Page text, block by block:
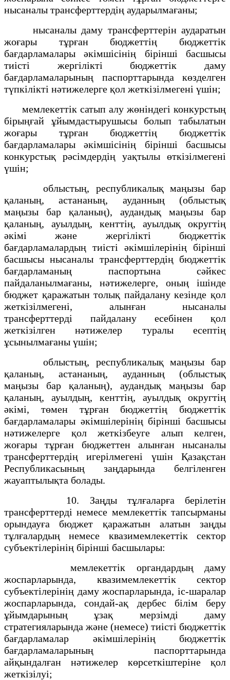
нысаналы трансферттердің аударылмағаны;
нысаналы даму трансферттерін аударатын
жоғары тұрған бюджеттің бюджеттік
бағдарламалары әкімшісінің бірінші басшысы
тиісті жергілікті бюджеттік даму
бағдарламаларының паспорттарында көзделген
түпкілікті нәтижелерге қол жеткізілмегені үшін;
мемлекеттік сатып алу жөніндегі конкурстың
бірыңғай ұйымдастырушысы болып табылатын
жоғары тұрған бюджеттің бюджеттік
бағдарламалары әкімшісінің бірінші басшысы
конкурстық рәсімдердің уақтылы өткізілмегені
үшін;
облыстың, республикалық маңызы бар
қаланың, астананың, ауданның (облыстық
маңызы бар қаланың), аудандық маңызы бар
қаланың, ауылдың, кенттің, ауылдық округтің
әкімі және жергілікті бюджеттік
бағдарламалардың тиісті әкімшілерінің бірінші
басшысы нысаналы трансферттердің бюджеттік
бағдарламаның паспортына сәйкес
пайдаланылмағаны, нәтижелерге, оның ішінде
бюджет қаражатын толық пайдалану кезінде қол
жеткізілмегені, алынған нысаналы
трансферттерді пайдалану есебінен қол
жеткізілген нәтижелер туралы есептің
ұсынылмағаны үшін;
облыстың, республикалық маңызы бар
қаланың, астананың, ауданның (облыстық
маңызы бар қаланың), аудандық маңызы бар
қаланың, ауылдың, кенттің, ауылдық округтің
әкімі, төмен тұрған бюджеттің бюджеттік
бағдарламалары әкімшілерінің бірінші басшысы
нәтижелерге қол жеткізбеуге алып келген,
жоғары тұрған бюджеттен алынған нысаналы
трансферттердің игерілмегені үшін Қазақстан
Республикасының заңдарында белгіленген
жауаптылықта болады.
10. Заңды тұлғаларға берілетін
трансферттерді немесе мемлекеттік тапсырманы
орындауға бюджет қаражатын алатын заңды
тұлғалардың немесе квазимемлекеттік сектор
субъектілерінің бірінші басшылары:
мемлекеттік органдардың даму
жоспарларында, квазимемлекеттік сектор
субъектілерінің даму жоспарларында, іс-шаралар
жоспарларында, сондай-ақ дербес білім беру
ұйымдарының ұзақ мерзімді даму
стратегияларында және (немесе) тиісті бюджеттік
бағдарламалар әкімшілерінің бюджеттік
бағдарламаларының паспорттарында
айқындалған нәтижелер көрсеткіштеріне қол
жеткізілуі;